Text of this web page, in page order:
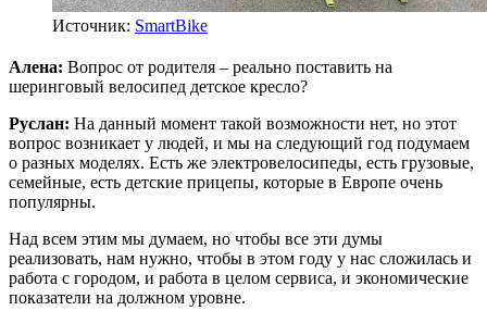
Источник: SmartBike
Алена: Вопрос от родителя – реально поставить на
шеринговый велосипед детское кресло?
Руслан: На данный момент такой возможности нет, но этот
вопрос возникает у людей, и мы на следующий год подумаем
о разных моделях. Есть же электровелосипеды, есть грузовые,
семейные, есть детские прицепы, которые в Европе очень
популярны.
Над всем этим мы думаем, но чтобы все эти думы
реализовать, нам нужно, чтобы в этом году у нас сложилась и
работа с городом, и работа в целом сервиса, и экономические
показатели на должном уровне.